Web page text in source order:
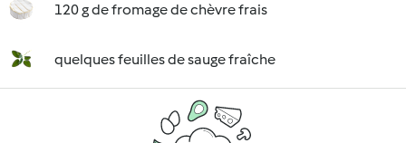
120 g de fromage de chèvre frais
quelques feuilles de sauge fraîche